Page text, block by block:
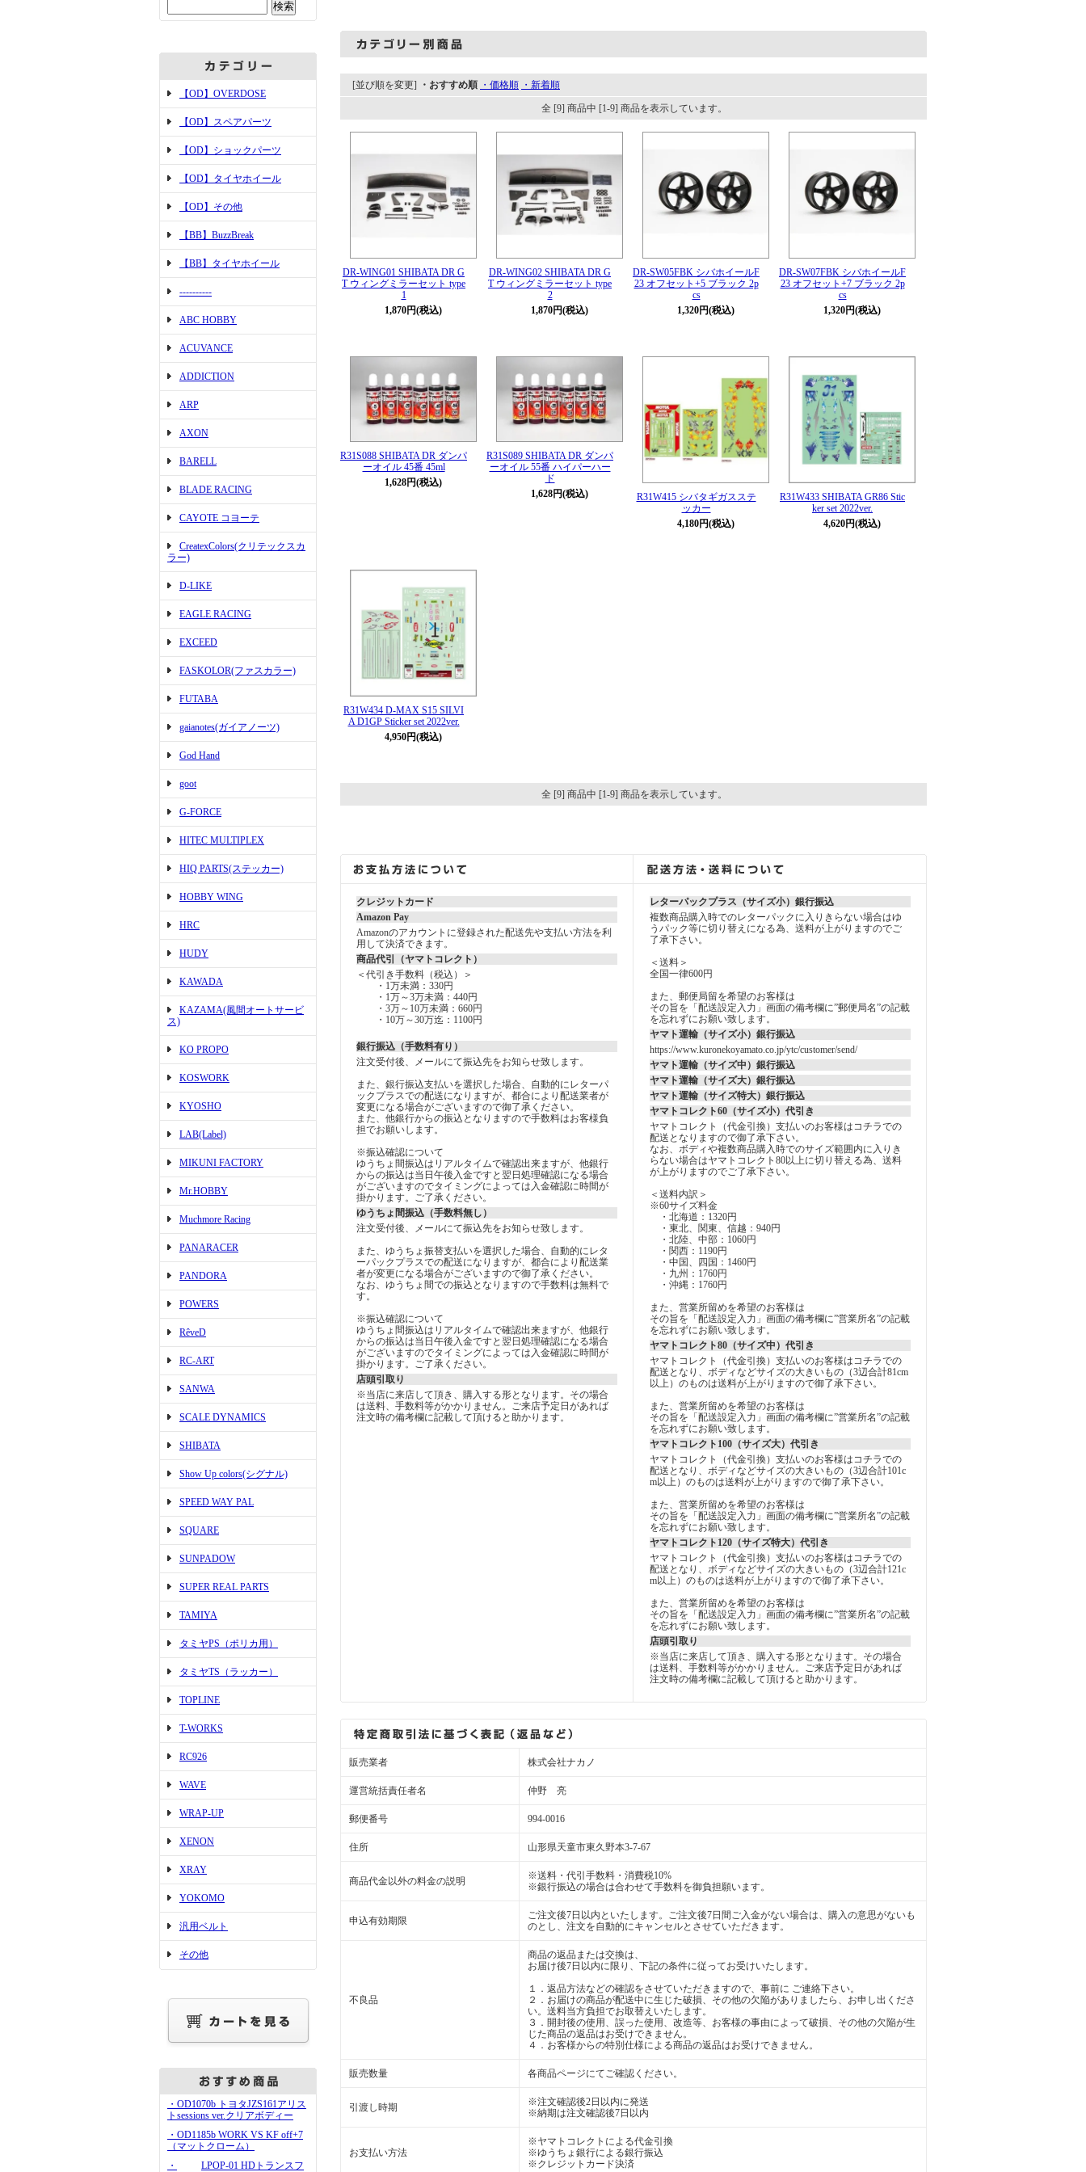
【OD】OVERDOSE
【OD】スペアパーツ
【OD】ショックパーツ
【OD】タイヤホイール
【OD】その他
【BB】BuzzBreak
【BB】タイヤホイール
----------
ABC HOBBY
ACUVANCE
ADDICTION
ARP
AXON
BARELL
BLADE RACING
CAYOTE コヨーテ
CreatexColors(クリテックスカ
ラー)
D-LIKE
EAGLE RACING
EXCEED
FASKOLOR(ファスカラー)
FUTABA
gaianotes(ガイアノーツ)
God Hand
goot
G-FORCE
HITEC MULTIPLEX
HIQ PARTS(ステッカー)
HOBBY WING
HRC
HUDY
KAWADA
KAZAMA(風間オートサービ
ス)
KO PROPO
KOSWORK
KYOSHO
LAB(Label)
MIKUNI FACTORY
Mr.HOBBY
Muchmore Racing
PANARACER
PANDORA
POWERS
RêveD
RC-ART
SANWA
SCALE DYNAMICS
SHIBATA
Show Up colors(シグナル)
SPEED WAY PAL
SQUARE
SUNPADOW
SUPER REAL PARTS
TAMIYA
タミヤPS（ポリカ用）
タミヤTS（ラッカー）
TOPLINE
T-WORKS
RC926
WAVE
WRAP-UP
XENON
XRAY
YOKOMO
汎用ベルト
その他
・OD1070b トヨタJZS161アリス
トsessions ver.クリアボディー
・OD1185b WORK VS KF off+7
（マットクローム）
・
LPOP-01 HDトランスフ
[並び順を変更] ・おすすめ順 ・価格順 ・新着順
全 [9] 商品中 [1-9] 商品を表示しています。
DR-WING01 SHIBATA DR G
T ウィングミラーセット type
1
1,870円(税込)
DR-WING02 SHIBATA DR G
T ウィングミラーセット type
2
1,870円(税込)
DR-SW05FBK シバホイールF
23 オフセット+5 ブラック 2p
cs
1,320円(税込)
DR-SW07FBK シバホイールF
23 オフセット+7 ブラック 2p
cs
1,320円(税込)
R31S088 SHIBATA DR ダンパ
ーオイル 45番 45ml
1,628円(税込)
R31S089 SHIBATA DR ダンパ
ーオイル 55番 ハイパーハー
ド
1,628円(税込)
R31W415 シバタギガスステ
ッカー
4,180円(税込)
R31W433 SHIBATA GR86 Stic
ker set 2022ver.
4,620円(税込)
R31W434 D-MAX S15 SILVI
A D1GP Sticker set 2022ver.
4,950円(税込)
全 [9] 商品中 [1-9] 商品を表示しています。
クレジットカード
Amazon Pay
Amazonのアカウントに登録された配送先や支払い方法を利
用して決済できます。
商品代引（ヤマトコレクト）
＜代引き手数料（税込）＞
・1万未満：330円
・1万～3万未満：440円
・3万～10万未満：660円
・10万～30万迄：1100円
銀行振込（手数料有り）
注文受付後、メールにて振込先をお知らせ致します。
また、銀行振込支払いを選択した場合、自動的にレターパ
ックプラスでの配送になりますが、都合により配送業者が
変更になる場合がございますので御了承ください。
また、他銀行からの振込となりますので手数料はお客様負
担でお願いします。
※振込確認について
ゆうちょ間振込はリアルタイムで確認出来ますが、他銀行
からの振込は当日午後入金ですと翌日処理確認になる場合
がございますのでタイミングによっては入金確認に時間が
掛かります。ご了承ください。
ゆうちょ間振込（手数料無し）
注文受付後、メールにて振込先をお知らせ致します。
また、ゆうちょ振替支払いを選択した場合、自動的にレタ
ーパックプラスでの配送になりますが、都合により配送業
者が変更になる場合がございますので御了承ください。
なお、ゆうちょ間での振込となりますので手数料は無料で
す。
※振込確認について
ゆうちょ間振込はリアルタイムで確認出来ますが、他銀行
からの振込は当日午後入金ですと翌日処理確認になる場合
がございますのでタイミングによっては入金確認に時間が
掛かります。ご了承ください。
店頭引取り
※当店に来店して頂き、購入する形となります。その場合
は送料、手数料等がかかりません。ご来店予定日があれば
注文時の備考欄に記載して頂けると助かります。
レターパックプラス（サイズ小）銀行振込
複数商品購入時でのレターパックに入りきらない場合はゆ
うパック等に切り替えになる為、送料が上がりますのでご
了承下さい。
＜送料＞
全国一律600円
また、郵便局留を希望のお客様は
その旨を「配送設定入力」画面の備考欄に”郵便局名”の記載
を忘れずにお願い致します。
ヤマト運輸（サイズ小）銀行振込
https://www.kuronekoyamato.co.jp/ytc/customer/send/
ヤマト運輸（サイズ中）銀行振込
ヤマト運輸（サイズ大）銀行振込
ヤマト運輸（サイズ特大）銀行振込
ヤマトコレクト60（サイズ小）代引き
ヤマトコレクト（代金引換）支払いのお客様はコチラでの
配送となりますので御了承下さい。
なお、ボディや複数商品購入時でのサイズ範囲内に入りき
らない場合はヤマトコレクト80以上に切り替える為、送料
が上がりますのでご了承下さい。
＜送料内訳＞
※60サイズ料金
・北海道：1320円
・東北、関東、信越：940円
・北陸、中部：1060円
・関西：1190円
・中国、四国：1460円
・九州：1760円
・沖縄：1760円
また、営業所留めを希望のお客様は
その旨を「配送設定入力」画面の備考欄に”営業所名”の記載
を忘れずにお願い致します。
ヤマトコレクト80（サイズ中）代引き
ヤマトコレクト（代金引換）支払いのお客様はコチラでの
配送となり、ボディなどサイズの大きいもの（3辺合計81cm
以上）のものは送料が上がりますので御了承下さい。
また、営業所留めを希望のお客様は
その旨を「配送設定入力」画面の備考欄に”営業所名”の記載
を忘れずにお願い致します。
ヤマトコレクト100（サイズ大）代引き
ヤマトコレクト（代金引換）支払いのお客様はコチラでの
配送となり、ボディなどサイズの大きいもの（3辺合計101c
m以上）のものは送料が上がりますので御了承下さい。
また、営業所留めを希望のお客様は
その旨を「配送設定入力」画面の備考欄に”営業所名”の記載
を忘れずにお願い致します。
ヤマトコレクト120（サイズ特大）代引き
ヤマトコレクト（代金引換）支払いのお客様はコチラでの
配送となり、ボディなどサイズの大きいもの（3辺合計121c
m以上）のものは送料が上がりますので御了承下さい。
また、営業所留めを希望のお客様は
その旨を「配送設定入力」画面の備考欄に”営業所名”の記載
を忘れずにお願い致します。
店頭引取り
※当店に来店して頂き、購入する形となります。その場合
は送料、手数料等がかかりません。ご来店予定日があれば
注文時の備考欄に記載して頂けると助かります。
販売業者 株式会社ナカノ
運営統括責任者名 仲野 亮
郵便番号 994-0016
住所 山形県天童市東久野本3-7-67
商品代金以外の料金の説明
※送料・代引手数料・消費税10%
※銀行振込の場合は合わせて手数料を御負担願います。
申込有効期限
ご注文後7日以内といたします。ご注文後7日間ご入金がない場合は、購入の意思がないも
のとし、注文を自動的にキャンセルとさせていただきます。
不良品
商品の返品または交換は、
お届け後7日以内に限り、下記の条件に従ってお受けいたします。
１．返品方法などの確認をさせていただきますので、事前に ご連絡下さい。
２．お届けの商品が配送中に生じた破損、その他の欠陥がありましたら、お申し出くださ
い。送料当方負担でお取替えいたします。
３．開封後の使用、誤った使用、改造等、お客様の事由によって破損、その他の欠陥が生
じた商品の返品はお受けできません。
４．お客様からの特別仕様による商品の返品はお受けできません。
販売数量 各商品ページにてご確認ください。
引渡し時期
※注文確認後2日以内に発送
※納期は注文確認後7日以内
お支払い方法
※ヤマトコレクトによる代金引換
※ゆうちょ銀行による銀行振込
※クレジットカード決済